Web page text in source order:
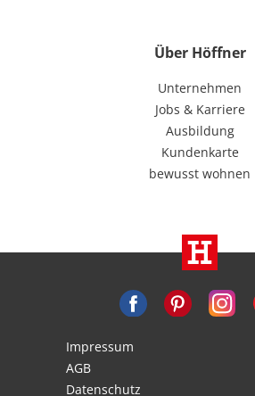
Über Höffner
Unternehmen
Jobs & Karriere
Ausbildung
Kundenkarte
bewusst wohnen
Impressum
AGB
Datenschutz